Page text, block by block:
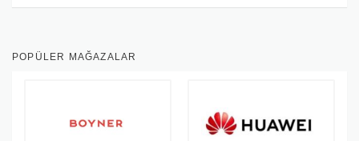
POPÜLER MAĞAZALAR